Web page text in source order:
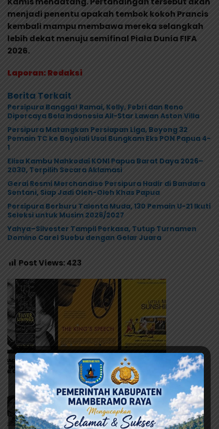
menjadi penentu apakah tembok kokoh Prancis
kembali mampu membawa mereka selangkah
lebih dekat menuju semifinal Piala Dunia FIFA
2026.
Laporan: Redaksi
Berita Terkait
Persipura Bangga! Ramai, Kelly, Febri dan Reno
Dipercaya Bela Indonesia All-Star Lawan Aston Villa
Persipura Matangkan Persiapan Liga, Boyong 32
Pemain TC ke Boyolali Usai Bungkam Eks PON Papua 4-
1
Elisa Kambu Nahkodai KONI Papua Barat Daya 2026–
2030, Terpilih Secara Aklamasi
Gerai Resmi Merchandise Persipura Hadir di Bandara
Sentani, Siap Jadi Oleh-Oleh Khas Papua
Persipura Berburu Talenta Muda, 130 Pemain U-21 Ikuti
Seleksi untuk Musim 2026/2027
Yahya–Silvester Tampil Perkasa, Tutup Turnamen
Domino Carel Suebu dengan Gelar Juara
Post Views:423